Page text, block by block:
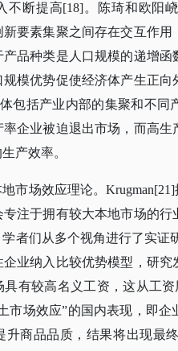
不断提高[18]。陈琦和欧阳
要素集聚之间存在交互作
品种类是人口规模的递增
模优势促使经济体产生正
包括产业内部的集聚和不
企业被迫退出市场，而高
产效率。
市场效应理论。
注于拥有较大本地市场的
者们从多个视角进行了实证
业纳入比较优势模型，研
具有较高名义工资，这从工
市场效应”的国内表现，即
升商品品质，结果将出现最